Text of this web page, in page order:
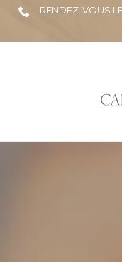
RENDEZ-VOUS